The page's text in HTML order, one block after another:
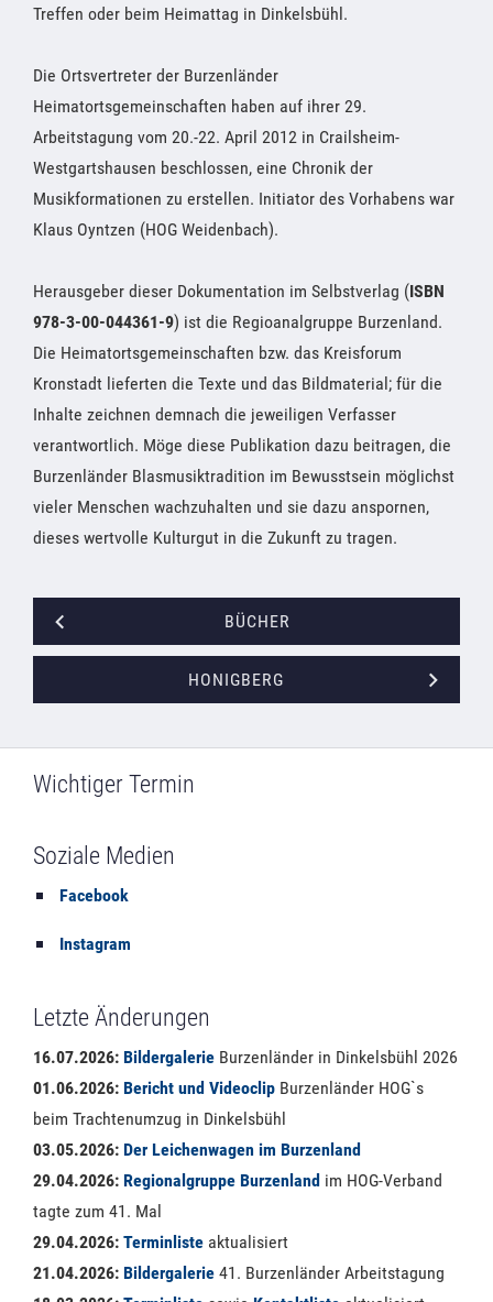
Treffen oder beim Heimattag in Dinkelsbühl.
Die Ortsvertreter der Burzenländer
Heimatortsgemeinschaften haben auf ihrer 29.
Arbeitstagung vom 20.-22. April 2012 in Crailsheim-
Westgartshausen beschlossen, eine Chronik der
Musikformationen zu erstellen. Initiator des Vorhabens war
Klaus Oyntzen (HOG Weidenbach).
Herausgeber dieser Dokumentation im Selbstverlag (ISBN
978-3-00-044361-9) ist die Regioanalgruppe Burzenland.
Die Heimatortsgemeinschaften bzw. das Kreisforum
Kronstadt lieferten die Texte und das Bildmaterial; für die
Inhalte zeichnen demnach die jeweiligen Verfasser
verantwortlich. Möge diese Publikation dazu beitragen, die
Burzenländer Blasmusiktradition im Bewusstsein möglichst
vieler Menschen wachzuhalten und sie dazu anspornen,
dieses wertvolle Kulturgut in die Zukunft zu tragen.
BÜCHER
HONIGBERG
Wichtiger Termin
Soziale Medien
Facebook
Instagram
Letzte Änderungen
16.07.2026: Bildergalerie Burzenländer in Dinkelsbühl 2026
01.06.2026: Bericht und Videoclip Burzenländer HOG`s
beim Trachtenumzug in Dinkelsbühl
03.05.2026: Der Leichenwagen im Burzenland
29.04.2026: Regionalgruppe Burzenland im HOG-Verband
tagte zum 41. Mal
29.04.2026: Terminliste aktualisiert
21.04.2026: Bildergalerie 41. Burzenländer Arbeitstagung